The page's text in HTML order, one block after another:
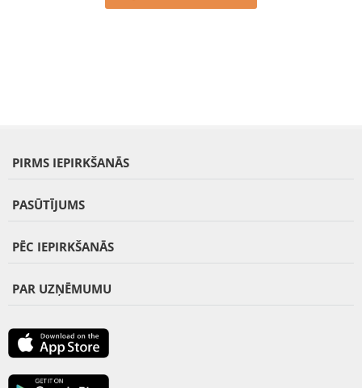
PIRMS IEPIRKŠANĀS
PASŪTĪJUMS
PĒC IEPIRKŠANĀS
PAR UZŅĒMUMU